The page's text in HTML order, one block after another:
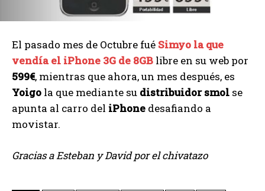
El pasado mes de Octubre fué Simyo la que
vendía el iPhone 3G de 8GB libre en su web por
599€, mientras que ahora, un mes después, es
Yoigo la que mediante su distribuidor smol se
apunta al carro del iPhone desafiando a
movistar.
Gracias a Esteban y David por el chivatazo